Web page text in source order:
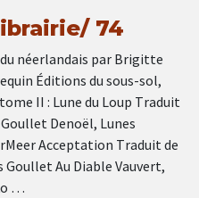
74
néerlandais par Brigitte
Éditions du sous-sol,
II : Lune du Loup Τraduit
Denoël, Lunes
Acceptation Τraduit de
Au Diable Vauvert,
…